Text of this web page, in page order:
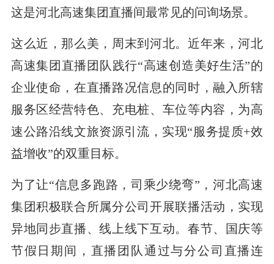
这是河北高速集团直播间最常见的问询场景。
这么近，那么美，周末到河北。近年来，河北
高速集团直播团队践行“高速创造美好生活”的
企业使命，在直播路况信息的同时，融入所辖
服务区经营特色、充电桩、车位等内容，为高
速公路沿线文旅资源引流，实现“服务提质+效
益增收”的双重目标。
为了让“信息多跑路，司乘少绕弯”，河北高速
集团积极联合所属分公司开展联播活动，实现
异地同步直播、线上线下互动。春节、国庆等
节假日期间，直播团队通过与分公司直播连